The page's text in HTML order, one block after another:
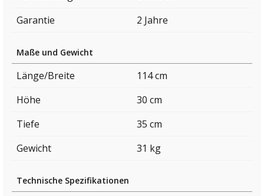
Garantie
2 Jahre
Maße und Gewicht
Länge/Breite
114 cm
Höhe
30 cm
Tiefe
35 cm
Gewicht
31 kg
Technische Spezifikationen